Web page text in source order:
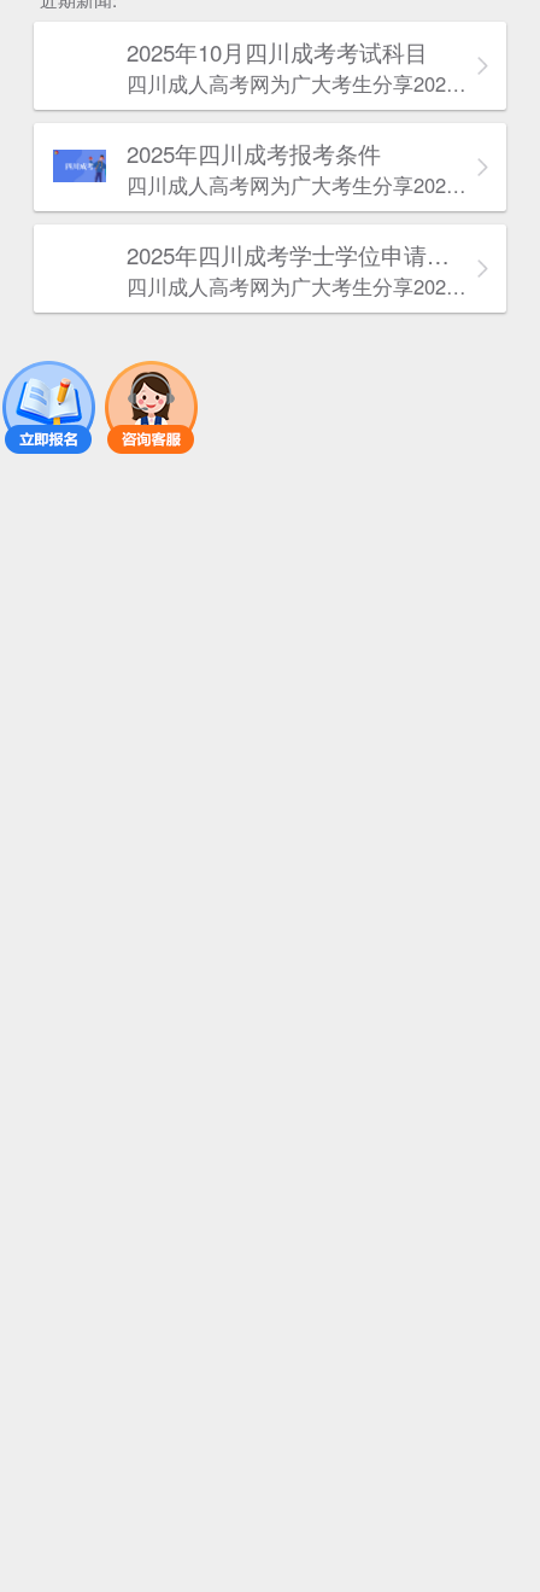
2025年10月四川成考考试科目
四川成人高考网​为广大考生分享2025年10月四川成考考试科目。为广大在职人员和社会人士提供学历提升的机会。更多四川成考考试信息，欢迎在线访问四川成人高考网。
2025年‌‌‌‌四川成考报考条件
四川成人高考网​为广大考生分享2025年‌‌‌‌四川成考报考条件。为广大在职人员和社会人士提供学历提升的机会。更多四川成考考试信息，欢迎在线访问四川成人高考网。
2025年‌‌‌‌四川成考学士学位申请条件
四川成人高考网​为广大考生分享2025年‌‌‌‌四川成考学士学位申请条件。为广大在职人员和社会人士提供学历提升的机会。更多四川成考考试信息，欢迎在线访问四川成人高考网。